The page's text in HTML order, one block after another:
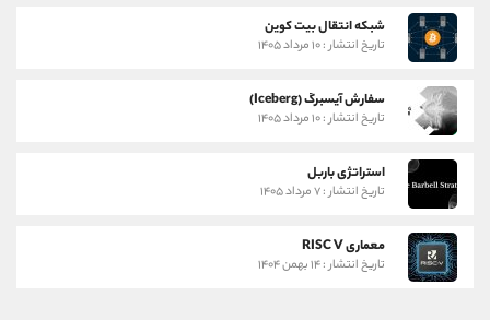
شبکه انتقال بیت کوین
تاریخ انتشار : ۱۰ مرداد ۱۴۰۵
سفارش آیسبرگ (Iceberg)
تاریخ انتشار : ۱۰ مرداد ۱۴۰۵
استراتژی باربل
تاریخ انتشار : ۷ مرداد ۱۴۰۵
معماری RISC V
تاریخ انتشار : ۱۴ بهمن ۱۴۰۴